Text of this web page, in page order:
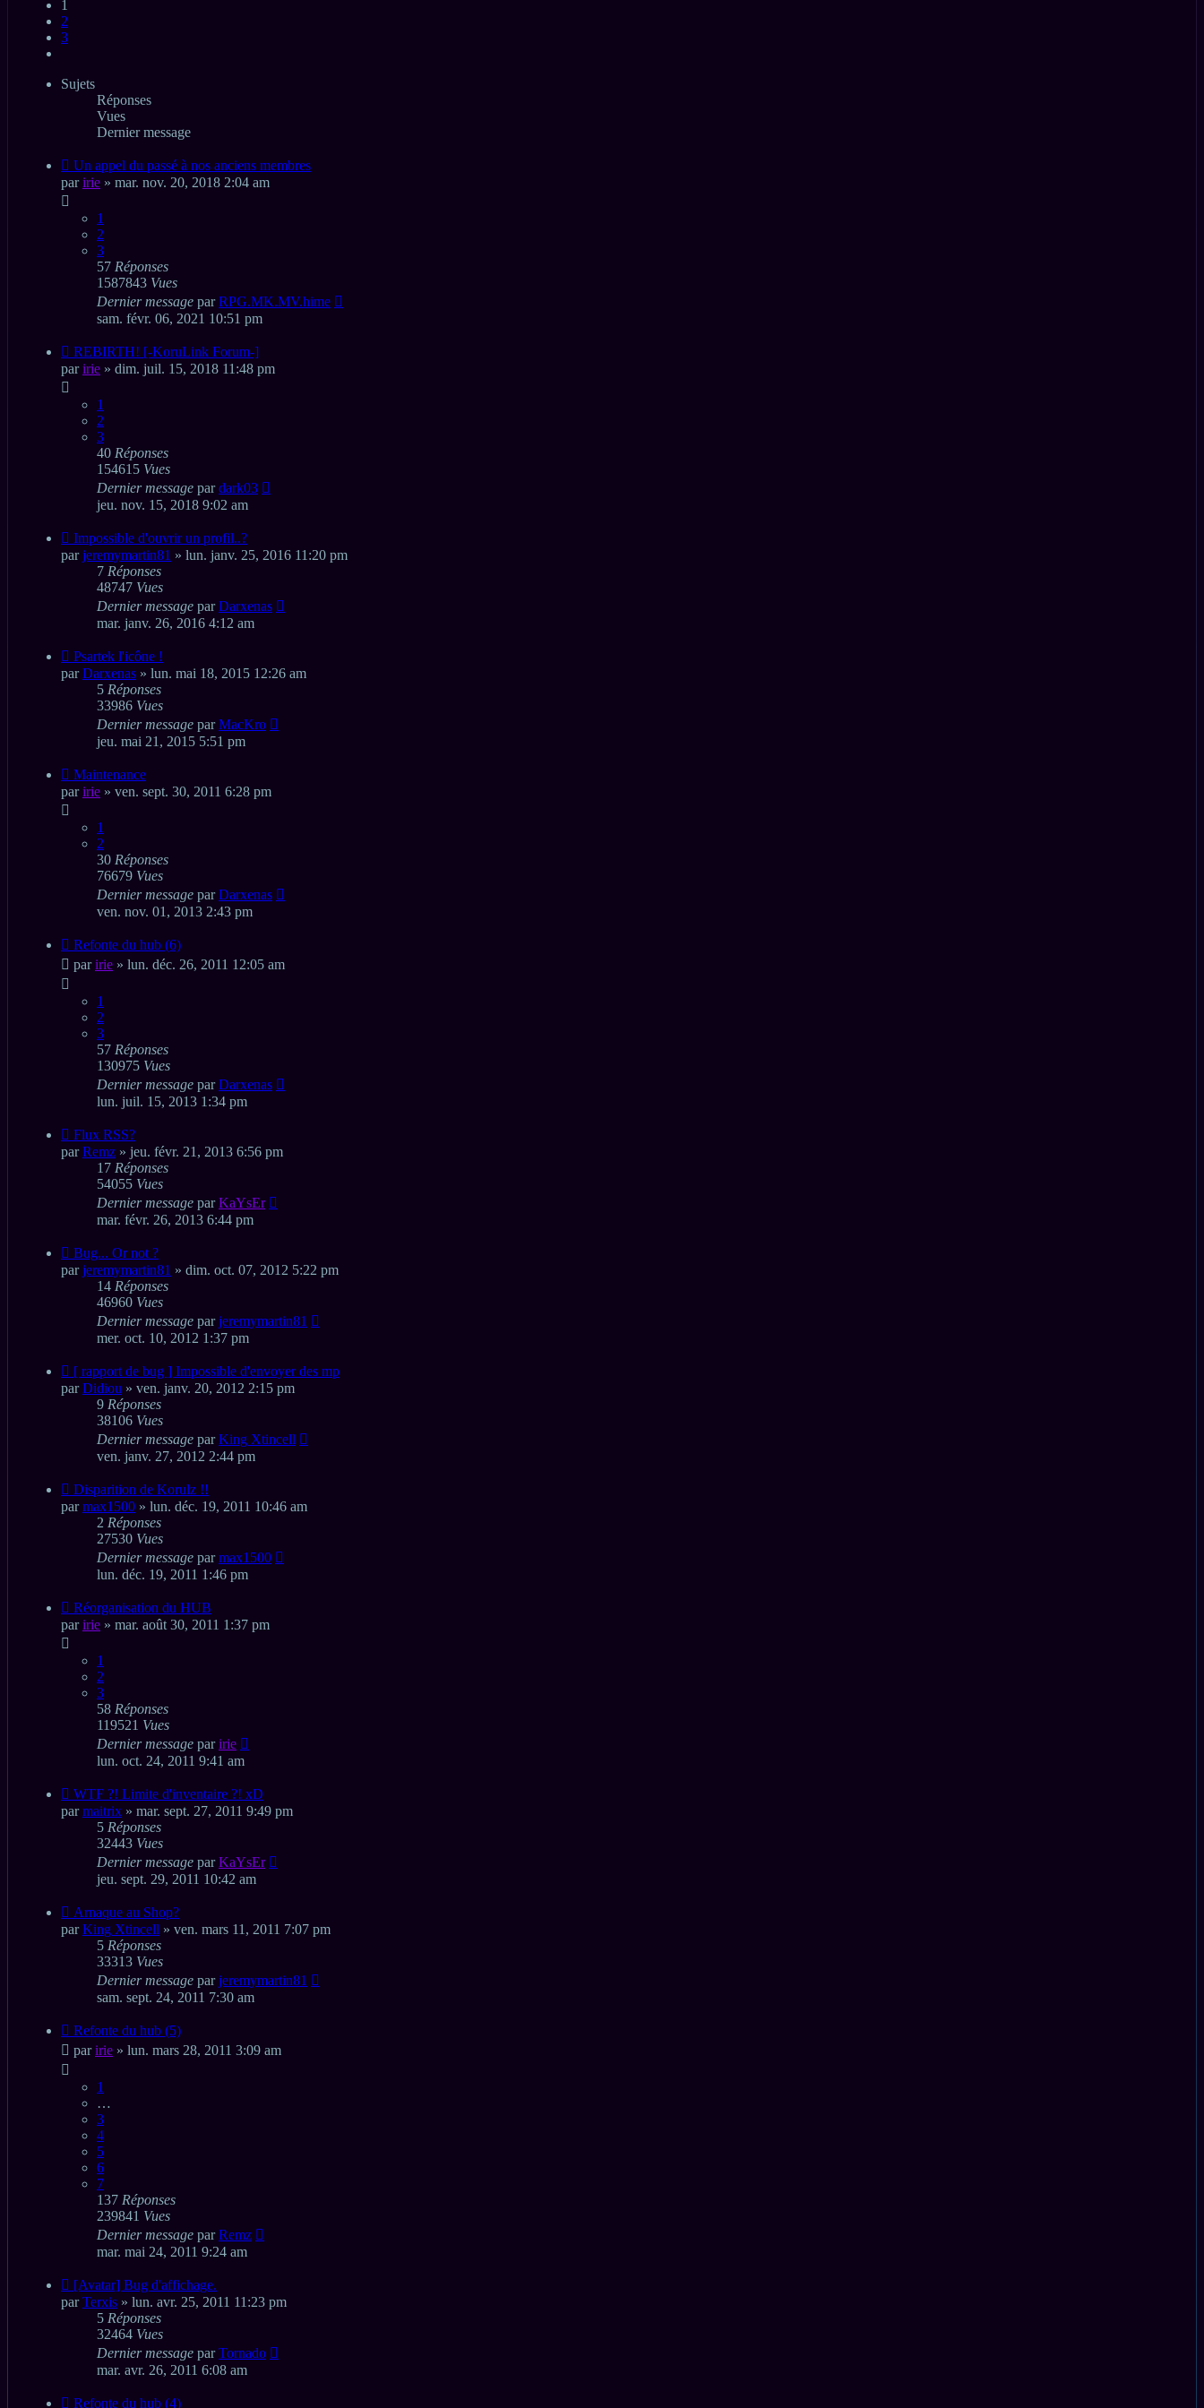
1
2
3
Sujets
Réponses
Vues
Dernier message
Un appel du passé à nos anciens membres
paririe » mar. nov. 20, 2018 2:04 am
1
2
3
57 Réponses
1587843 Vues
Dernier message parRPG.MK.MV.hime
sam. févr. 06, 2021 10:51 pm
REBIRTH! [-KoruLink Forum-]
paririe » dim. juil. 15, 2018 11:48 pm
1
2
3
40 Réponses
154615 Vues
Dernier message pardark03
jeu. nov. 15, 2018 9:02 am
Impossible d'ouvrir un profil..?
parjeremymartin81 » lun. janv. 25, 2016 11:20 pm
7 Réponses
48747 Vues
Dernier message parDarxenas
mar. janv. 26, 2016 4:12 am
Psartek l'icône !
parDarxenas » lun. mai 18, 2015 12:26 am
5 Réponses
33986 Vues
Dernier message parMacKro
jeu. mai 21, 2015 5:51 pm
Maintenance
paririe » ven. sept. 30, 2011 6:28 pm
1
2
30 Réponses
76679 Vues
Dernier message parDarxenas
ven. nov. 01, 2013 2:43 pm
Refonte du hub (6)
paririe » lun. déc. 26, 2011 12:05 am
1
2
3
57 Réponses
130975 Vues
Dernier message parDarxenas
lun. juil. 15, 2013 1:34 pm
Flux RSS?
parRemz » jeu. févr. 21, 2013 6:56 pm
17 Réponses
54055 Vues
Dernier message parKaYsEr
mar. févr. 26, 2013 6:44 pm
Bug... Or not ?
parjeremymartin81 » dim. oct. 07, 2012 5:22 pm
14 Réponses
46960 Vues
Dernier message parjeremymartin81
mer. oct. 10, 2012 1:37 pm
[ rapport de bug ] Impossible d'envoyer des mp
parDidiou » ven. janv. 20, 2012 2:15 pm
9 Réponses
38106 Vues
Dernier message parKing Xtincell
ven. janv. 27, 2012 2:44 pm
Disparition de Korulz !!
parmax1500 » lun. déc. 19, 2011 10:46 am
2 Réponses
27530 Vues
Dernier message parmax1500
lun. déc. 19, 2011 1:46 pm
Réorganisation du HUB
paririe » mar. août 30, 2011 1:37 pm
1
2
3
58 Réponses
119521 Vues
Dernier message paririe
lun. oct. 24, 2011 9:41 am
WTF ?! Limite d'inventaire ?! xD
parmaitrix » mar. sept. 27, 2011 9:49 pm
5 Réponses
32443 Vues
Dernier message parKaYsEr
jeu. sept. 29, 2011 10:42 am
Arnaque au Shop?
parKing Xtincell » ven. mars 11, 2011 7:07 pm
5 Réponses
33313 Vues
Dernier message parjeremymartin81
sam. sept. 24, 2011 7:30 am
Refonte du hub (5)
paririe » lun. mars 28, 2011 3:09 am
1
…
3
4
5
6
7
137 Réponses
239841 Vues
Dernier message parRemz
mar. mai 24, 2011 9:24 am
[Avatar] Bug d'affichage.
parTerxis » lun. avr. 25, 2011 11:23 pm
5 Réponses
32464 Vues
Dernier message parTornado
mar. avr. 26, 2011 6:08 am
Refonte du hub (4)